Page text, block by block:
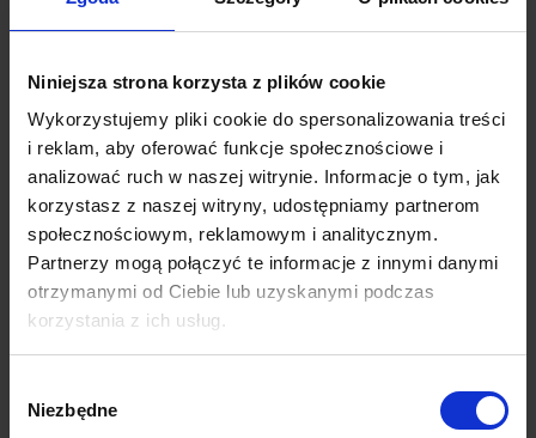
Niniejsza strona korzysta z plików cookie
Wykorzystujemy pliki cookie do spersonalizowania treści
i reklam, aby oferować funkcje społecznościowe i
analizować ruch w naszej witrynie. Informacje o tym, jak
korzystasz z naszej witryny, udostępniamy partnerom
społecznościowym, reklamowym i analitycznym.
Partnerzy mogą połączyć te informacje z innymi danymi
otrzymanymi od Ciebie lub uzyskanymi podczas
korzystania z ich usług.
zgody
Niezbędne